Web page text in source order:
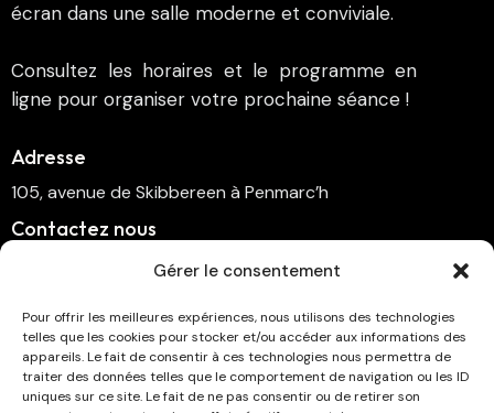
Gérer le consentement
Pour offrir les meilleures expériences, nous utilisons des technologies
telles que les cookies pour stocker et/ou accéder aux informations des
appareils. Le fait de consentir à ces technologies nous permettra de
traiter des données telles que le comportement de navigation ou les ID
uniques sur ce site. Le fait de ne pas consentir ou de retirer son
écran dans une salle moderne et conviviale.
Consultez les horaires et le programme en
ligne pour organiser votre prochaine séance !
Adresse
105, avenue de Skibbereen à Penmarc’h
Contactez nous
cinema.penmarch@orange.fr
Suivez-nous